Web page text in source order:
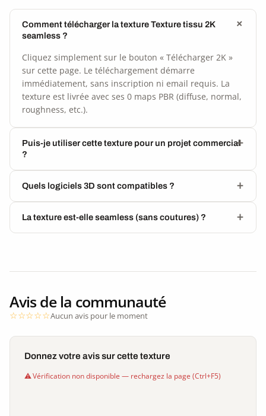
Comment télécharger la texture Texture tissu 2K
seamless ?
Cliquez simplement sur le bouton « Télécharger 2K »
sur cette page. Le téléchargement démarre
immédiatement, sans inscription ni email requis. La
texture est livrée avec ses 0 maps PBR (diffuse, normal,
roughness, etc.).
Puis-je utiliser cette texture pour un projet commercial
?
Quels logiciels 3D sont compatibles ?
La texture est-elle seamless (sans coutures) ?
Avis de la communauté
Aucun avis pour le moment
Donnez votre avis sur cette texture
Vérification non disponible — rechargez la page (Ctrl+F5)